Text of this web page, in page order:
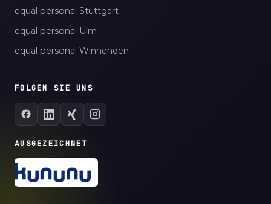
equal personal Stuttgart
equal personal Ulm
equal personal Winnenden
FOLGEN SIE UNS
AUSGEZEICHNET